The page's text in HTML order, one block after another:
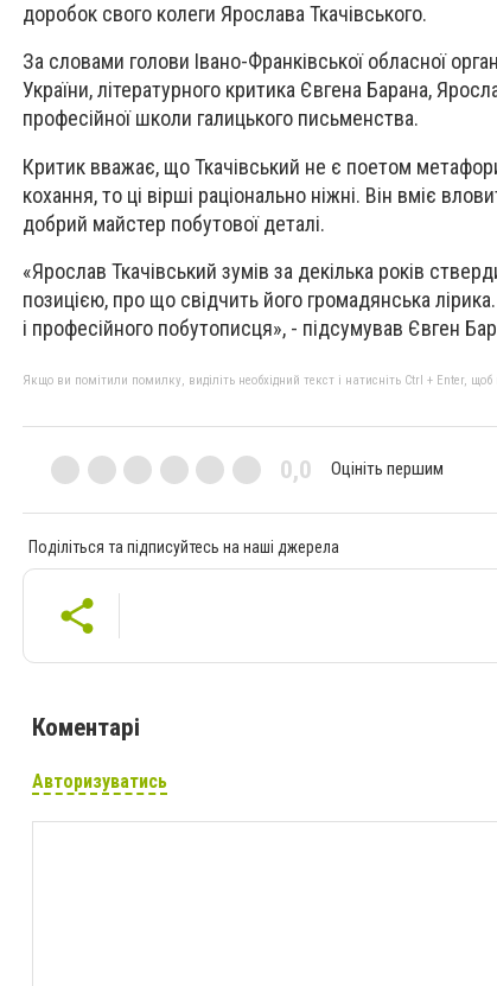
доробок свого колеги Ярослава Ткачівського.
За словами голови Івано-Франківської обласної
України, літературного критика Євгена Барана,
професійної школи галицького письменства.
Критик вважає, що Ткачівський не є поетом
кохання, то ці вірші раціонально ніжні. Він вміє
добрий майстер побутової деталі.
«Ярослав Ткачівський зумів за декілька років
позицією, про що свідчить його громадянська
і професійного побутописця», - підсумував Євген
Якщо ви помітили помилку, виділіть необхідний текст і натисніть Ctrl + Enter,
0,0 Оцініть першим
Поділіться та підписуйтесь на наші джерела
Коментарі
Авторизуватись